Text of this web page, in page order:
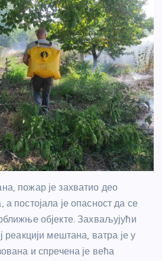
пожар је захватио део
постојала је опасност да се
објекте. Захваљујући
реакцији мештана, ватра је у
и спречена је већа